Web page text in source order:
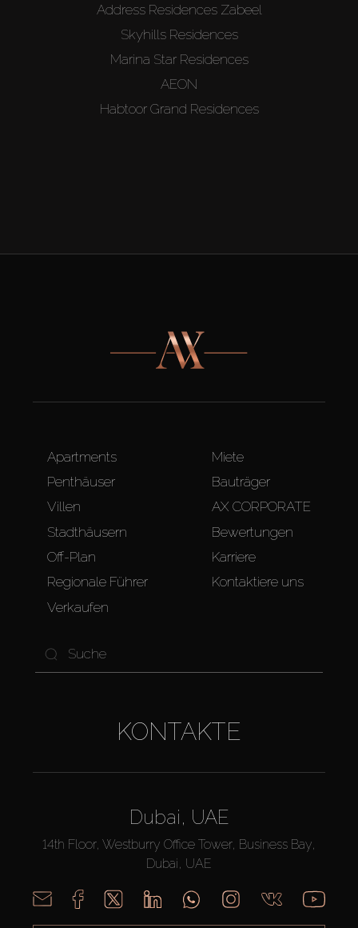
Address Residences Zabeel
Skyhills Residences
Marina Star Residences
AEON
Habtoor Grand Residences
Apartments
Penthäuser
Villen
Stadthäusern
Off-Plan
Regionale Führer
Verkaufen
Miete
Bauträger
AX CORPORATE
Bewertungen
Karriere
Kontaktiere uns
KONTAKTE
Dubai, UAE
14th Floor, Westburry Office Tower, Business Bay,
Dubai, UAE